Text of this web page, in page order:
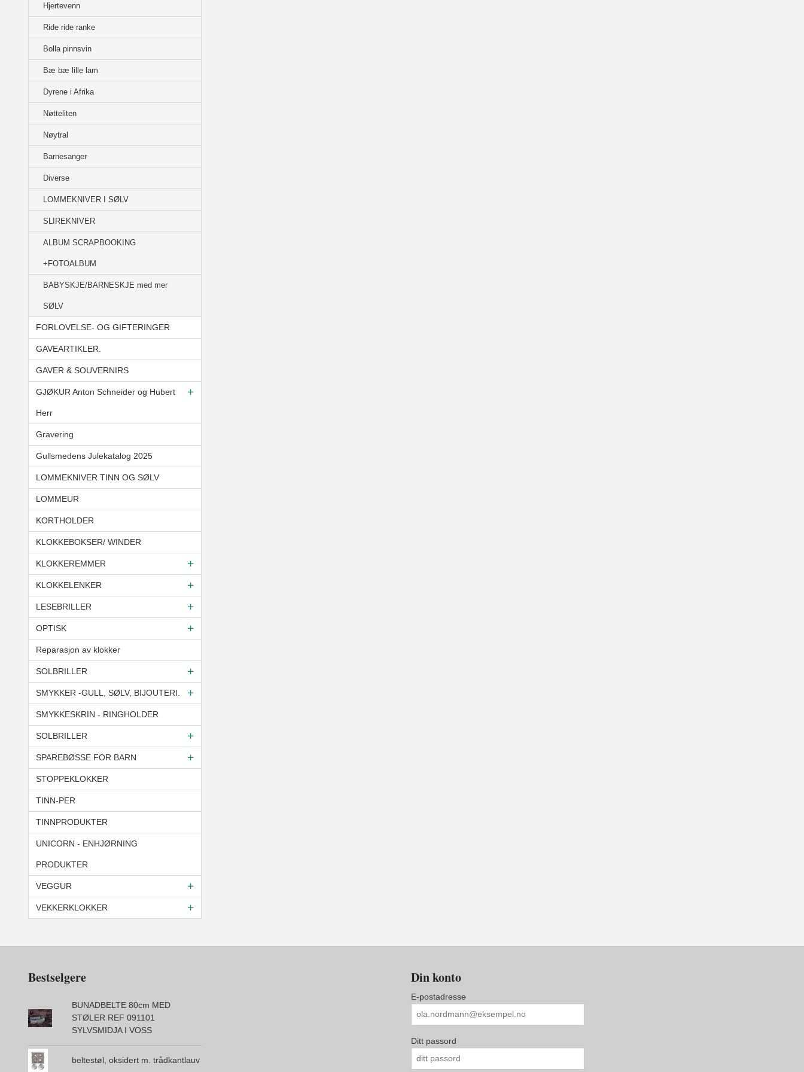
Hjertevenn
Ride ride ranke
Bolla pinnsvin
Bæ bæ lille lam
Dyrene i Afrika
Nøtteliten
Nøytral
Barnesanger
Diverse
LOMMEKNIVER I SØLV
SLIREKNIVER
ALBUM SCRAPBOOKING
+FOTOALBUM
BABYSKJE/BARNESKJE med mer
SØLV
FORLOVELSE- OG GIFTERINGER
GAVEARTIKLER.
GAVER & SOUVERNIRS
GJØKUR Anton Schneider og Hubert
Herr
Gravering
Gullsmedens Julekatalog 2025
LOMMEKNIVER TINN OG SØLV
LOMMEUR
KORTHOLDER
KLOKKEBOKSER/ WINDER
KLOKKEREMMER
KLOKKELENKER
LESEBRILLER
OPTISK
Reparasjon av klokker
SOLBRILLER
SMYKKER -GULL, SØLV, BIJOUTERI.
SMYKKESKRIN - RINGHOLDER
SOLBRILLER
SPAREBØSSE FOR BARN
STOPPEKLOKKER
TINN-PER
TINNPRODUKTER
UNICORN - ENHJØRNING
PRODUKTER
VEGGUR
VEKKERKLOKKER
Bestselgere
BUNADBELTE 80cm MED
STØLER REF 091101
SYLVSMIDJA I VOSS
beltestøl, oksidert m. trådkantlauv
Din konto
E-postadresse
Ditt passord